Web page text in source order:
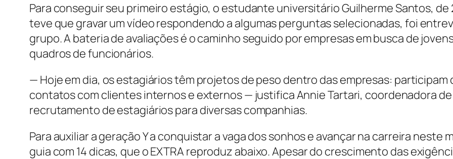
Para conseguir seu primeiro estágio, o estudante universitário Guilherme Santos, de
teve que gravar um vídeo respondendo a algumas perguntas selecionadas, foi
grupo. A bateria de avaliações é o caminho seguido por empresas em busca de
quadros de funcionários.
— Hoje em dia, os estagiários têm projetos de peso dentro das empresas:
contatos com clientes internos e externos — justifica Annie Tartari, coordenadora
recrutamento de estagiários para diversas companhias.
Para auxiliar a geração Y a conquistar a vaga dos sonhos e avançar na carreira neste
guia com 14 dicas, que o EXTRA reproduz abaixo. Apesar do crescimento das